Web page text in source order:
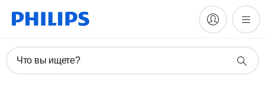
Что вы ищете?